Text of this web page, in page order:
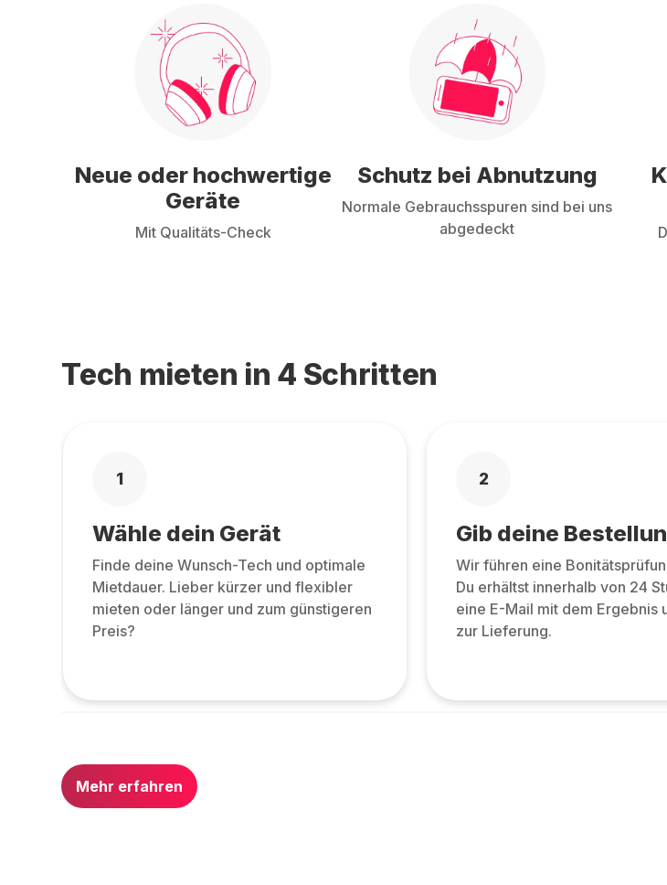
Neue oder hochwertige
Geräte
Mit Qualitäts-Check
Schutz bei Abnutzung
Normale Gebrauchsspuren sind bei uns
abgedeckt
Tech mieten in 4 Schritten
1
Wähle dein Gerät
Finde deine Wunsch-Tech und optimale
Mietdauer. Lieber kürzer und flexibler
mieten oder länger und zum günstigeren
Preis?
2
Gib deine
Wir führen eine
Du erhältst innerhalb von 24
eine E-Mail mit dem Ergebnis
zur Lieferung.
Mehr erfahren